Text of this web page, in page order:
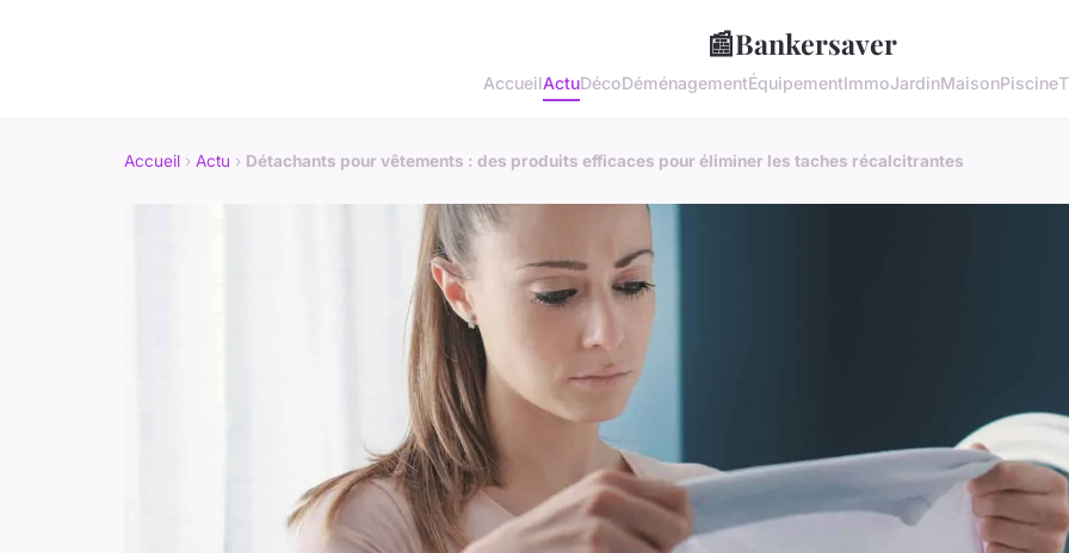
📰Bankersaver
AccueilActuDécoDéménagementÉquipementImmoJardinMaisonPiscine
Accueil › Actu › Détachants pour vêtements : des produits efficaces pour éliminer les taches récalcitrantes